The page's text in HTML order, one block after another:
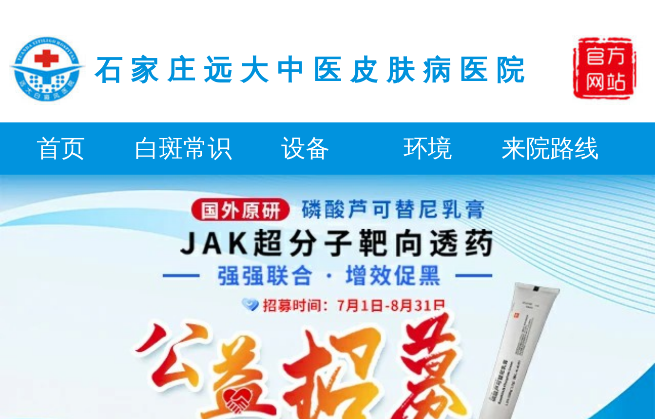
石家庄远大中医皮肤病医院
首页 白斑常识 设备 环境 来院路线